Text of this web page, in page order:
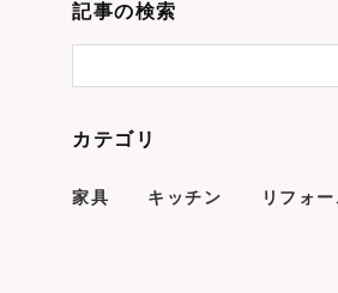
記事の検索
カテゴリ
家具 キッチン リフォ